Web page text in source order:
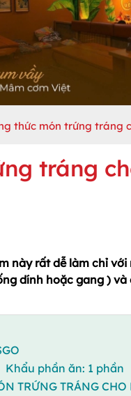
thức món trứng tráng
tráng
này rất dễ làm chỉ
dính hoặc gang )
phần ăn: 1 phần
TRỨNG TRÁNG CHO